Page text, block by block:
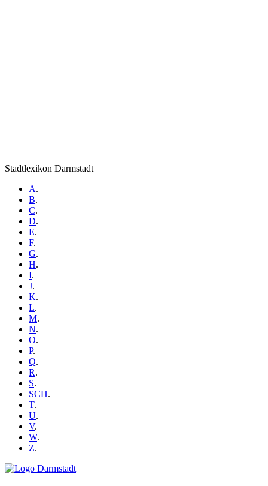
Stadtlexikon Darmstadt
A.
B.
C.
D.
E.
F.
G.
H.
I.
J.
K.
L.
M.
N.
O.
P.
Q.
R.
S.
SCH.
T.
U.
V.
W.
Z.